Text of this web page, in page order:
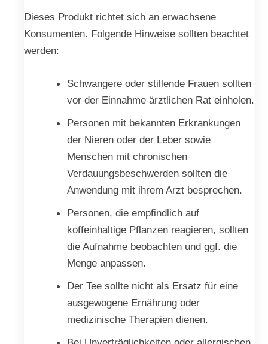
Dieses Produkt richtet sich an erwachsene
Konsumenten. Folgende Hinweise sollten beachtet
werden:
Schwangere oder stillende Frauen sollten
vor der Einnahme ärztlichen Rat einholen.
Personen mit bekannten Erkrankungen
der Nieren oder der Leber sowie
Menschen mit chronischen
Verdauungsbeschwerden sollten die
Anwendung mit ihrem Arzt besprechen.
Personen, die empfindlich auf
koffeinhaltige Pflanzen reagieren, sollten
die Aufnahme beobachten und ggf. die
Menge anpassen.
Der Tee sollte nicht als Ersatz für eine
ausgewogene Ernährung oder
medizinische Therapien dienen.